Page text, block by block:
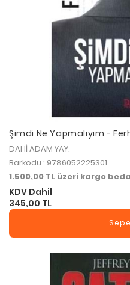
Şimdi Ne Yapmalıyım -
DAHİ ADAM YAY.
Barkodu : 9786052225301
1.500,00 TL üzeri kargo
KDV Dahil
345,00 TL